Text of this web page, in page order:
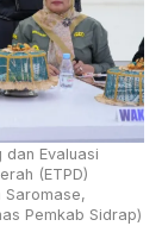
dan Evaluasi
(ETPD)
Saromase,
Pemkab Sidrap)